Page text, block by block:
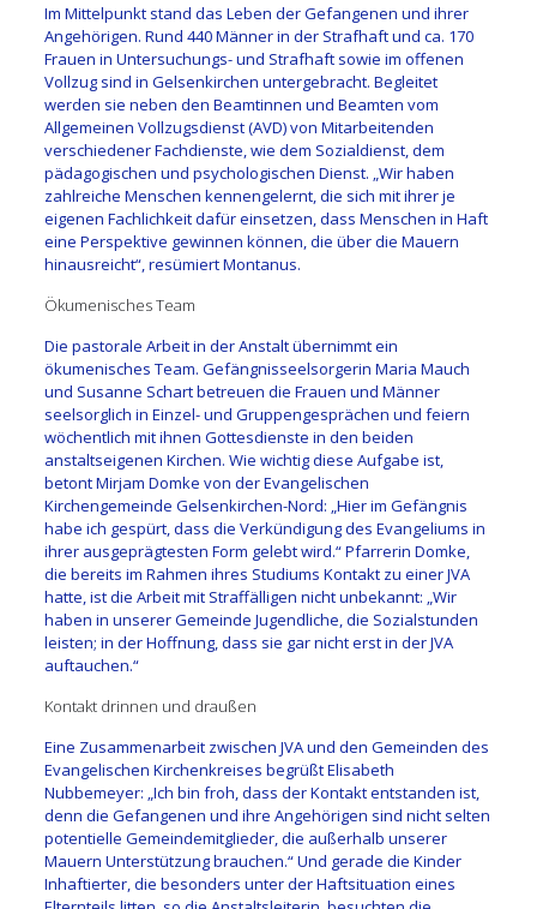
Im Mittelpunkt stand das Leben der Gefangenen und ihrer
Angehörigen. Rund 440 Männer in der Strafhaft und ca. 170
Frauen in Untersuchungs- und Strafhaft sowie im offenen
Vollzug sind in Gelsenkirchen untergebracht. Begleitet
werden sie neben den Beamtinnen und Beamten vom
Allgemeinen Vollzugsdienst (AVD) von Mitarbeitenden
verschiedener Fachdienste, wie dem Sozialdienst, dem
pädagogischen und psychologischen Dienst. „Wir haben
zahlreiche Menschen kennengelernt, die sich mit ihrer je
eigenen Fachlichkeit dafür einsetzen, dass Menschen in Haft
eine Perspektive gewinnen können, die über die Mauern
hinausreicht“, resümiert Montanus.
Ökumenisches Team
Die pastorale Arbeit in der Anstalt übernimmt ein
ökumenisches Team. Gefängnisseelsorgerin Maria Mauch
und Susanne Schart betreuen die Frauen und Männer
seelsorglich in Einzel- und Gruppengesprächen und feiern
wöchentlich mit ihnen Gottesdienste in den beiden
anstaltseigenen Kirchen. Wie wichtig diese Aufgabe ist,
betont Mirjam Domke von der Evangelischen
Kirchengemeinde Gelsenkirchen-Nord: „Hier im Gefängnis
habe ich gespürt, dass die Verkündigung des Evangeliums in
ihrer ausgeprägtesten Form gelebt wird.“ Pfarrerin Domke,
die bereits im Rahmen ihres Studiums Kontakt zu einer JVA
hatte, ist die Arbeit mit Straffälligen nicht unbekannt: „Wir
haben in unserer Gemeinde Jugendliche, die Sozialstunden
leisten; in der Hoffnung, dass sie gar nicht erst in der JVA
auftauchen.“
Kontakt drinnen und draußen
Eine Zusammenarbeit zwischen JVA und den Gemeinden des
Evangelischen Kirchenkreises begrüßt Elisabeth
Nubbemeyer: „Ich bin froh, dass der Kontakt entstanden ist,
denn die Gefangenen und ihre Angehörigen sind nicht selten
potentielle Gemeindemitglieder, die außerhalb unserer
Mauern Unterstützung brauchen.“ Und gerade die Kinder
Inhaftierter, die besonders unter der Haftsituation eines